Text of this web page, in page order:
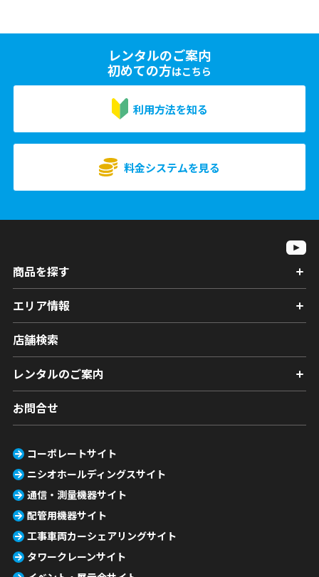
レンタルのご案内
初めての方はこちら
利用方法を知る
料金システムを見る
商品を探す
エリア情報
店舗検索
レンタルのご案内
お問合せ
コーポレートサイト
ニシオホールディングスサイト
通信・測量機器サイト
配管用機器サイト
工事車両カーシェアリングサイト
タワークレーンサイト